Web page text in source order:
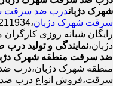
شهرک دژباندرب ضد سرقت
سرقت شهرک دژبان
رایگان شبانه روزی
دژبان،نمایندگی و تولید
ضد سرقت منطقه شهرک
منطقه شهرک دژبان،درب
سرقت،فروش انواع درب ضد